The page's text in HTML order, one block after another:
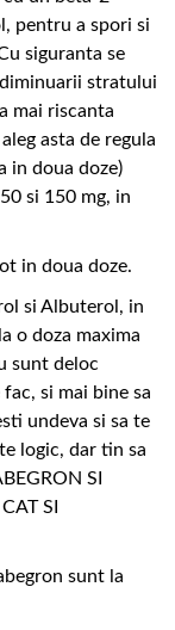
pentru a spori si
siguranta se
stratului
mai riscanta
asta de regula
in doua doze)
si 150 mg, in
in doua doze.
si Albuterol, in
o doza maxima
sunt deloc
si mai bine sa
undeva si sa te
logic, dar tin sa
SI
SI
sunt la